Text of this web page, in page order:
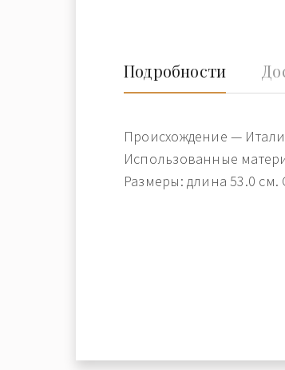
Подробности
Происхождение —
Использованные
Размеры: длина 53.0 см.